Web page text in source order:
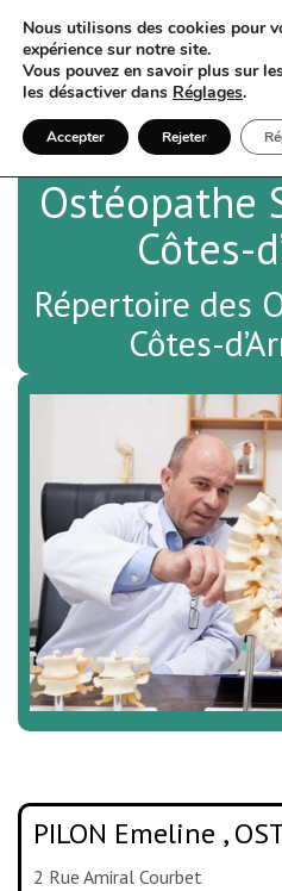
Ostéopathe
Côtes-
Répertoire des
Côtes-
PILON Emeline ,
2 Rue Amiral Courbet
Nous utilisons des cookies pour
expérience sur notre site.
Vous pouvez en savoir plus sur
les désactiver dans Réglages.
Accepter Rejeter